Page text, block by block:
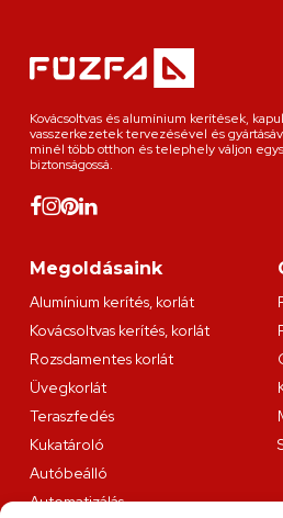
Kovácsoltvas és alumínium kerítések,
vasszerkezetek tervezésével és
minél több otthon és telephely váljon
biztonságossá.
Megoldásaink
Alumínium kerítés, korlát
Kovácsoltvas kerítés, korlát
Rozsdamentes korlát
Üvegkorlát
Teraszfedés
Kukatároló
Autóbeálló
Automatizálás